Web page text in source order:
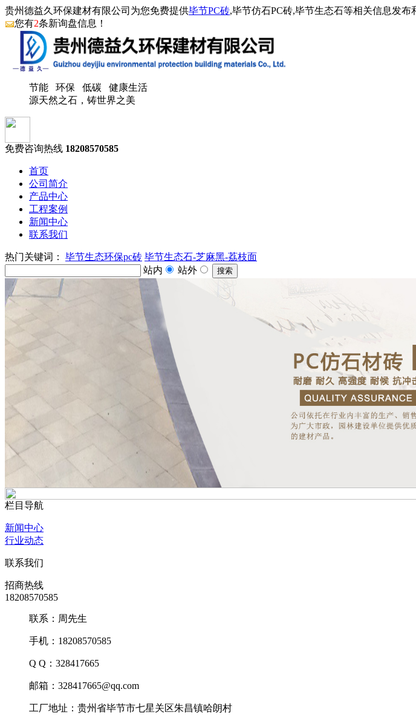
贵州德益久环保建材有限公司为您免费提供毕节PC砖,毕节仿石PC砖,毕节生态石等相关信息发布
您有2条新询盘信息！
节能 环保 低碳 健康生活
源天然之石，铸世界之美
免费咨询热线 18208570585
首页
公司简介
产品中心
工程案例
新闻中心
联系我们
热门关键词： 毕节生态环保pc砖 毕节生态石-芝麻黑-荔枝面
站内
站外
栏目导航
新闻中心
行业动态
联系我们
招商热线
18208570585
联系：周先生
手机：18208570585
Q Q：328417665
邮箱：328417665@qq.com
工厂地址：贵州省毕节市七星关区朱昌镇哈朗村